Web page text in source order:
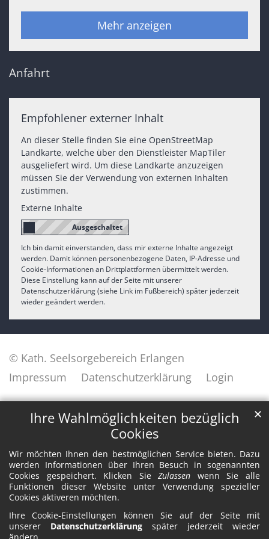
Ihre Wahlmöglichkeiten bezüglich
Cookies
Wir möchten Ihnen den bestmöglichen Service bieten. Dazu
werden Informationen über Ihren Besuch in sogenannten
Cookies gespeichert. Klicken SieZulassen wenn Sie alle
Funktionen dieser Website unter Verwendung spezieller
Cookies aktiveren möchten.
Ihre Cookie-Einstellungen können Sie auf der Seite mit
unserer Datenschutzerklärung später jederzeit wieder
✕
Mehr anzeigen
Anfahrt
Empfohlener externer Inhalt
An dieser Stelle finden Sie eine OpenStreetMap
Landkarte, welche über den Dienstleister MapTiler
ausgeliefert wird. Um diese Landkarte anzuzeigen
müssen Sie der Verwendung von externen Inhalten
zustimmen.
Externe Inhalte
Ich bin damit einverstanden, dass mir externe Inhalte angezeigt
werden. Damit können personenbezogene Daten, IP-Adresse und
Cookie-Informationen an Drittplattformen übermittelt werden.
Diese Einstellung kann auf der Seite mit unserer
Datenschutzerklärung (siehe Link im Fußbereich) später jederzeit
wieder geändert werden.
© Kath. Seelsorgebereich Erlangen
Impressum
Datenschutzerklärung Login